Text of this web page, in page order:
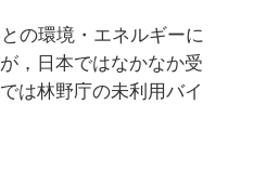
の環境・エネルギーに
，日本ではなかなか受
は林野庁の未利用バイ